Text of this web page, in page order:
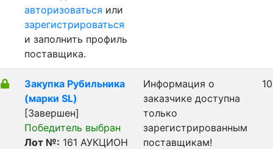
авторизоваться или
зарегистрироваться
и заполнить профиль
поставщика.
Закупка Рубильника
(марки SL)
[Завершен]
Победитель выбран
Лот №: 161 АУКЦИОН
Информация о
заказчике доступна
только
зарегистрированным
поставщикам!